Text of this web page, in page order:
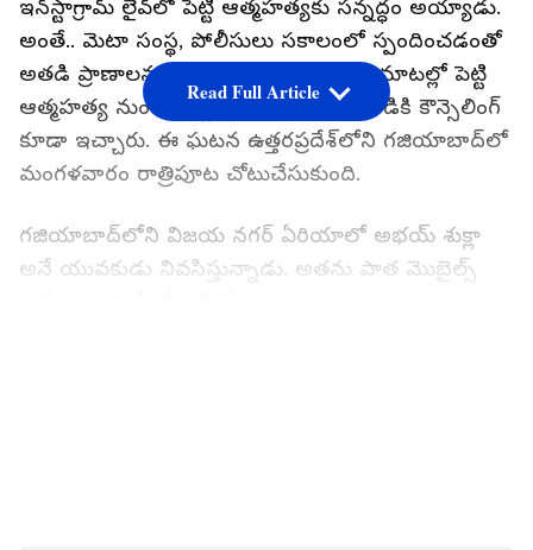
ఇన్‌స్టాగ్రామ్ లైవ్‌లో పెట్టి ఆత్మహత్యకు సన్నద్ధం అయ్యాడు.
అంతే.. మెటా సంస్థ, పోలీసులు సకాలంలో స్పందించడంతో
అతడి ప్రాణాలను రక్షించగలిగారు. అతడిని మాటల్లో పెట్టి
ఆత్మహత్య నుంచి తప్పించారు. అలాగే, అతడికి కౌన్సెలింగ్
కూడా ఇచ్చారు. ఈ ఘటన ఉత్తరప్రదేశ్‌లోని గజియాబాద్‌లో
మంగళవారం రాత్రిపూట చోటుచేసుకుంది.
గజియాబాద్‌లోని విజయ నగర్ ఏరియాలో అభయ్ శుక్లా
అనే యువకుడు నివసిస్తున్నాడు. అతను పాత మొబైల్స్
Read Full Article